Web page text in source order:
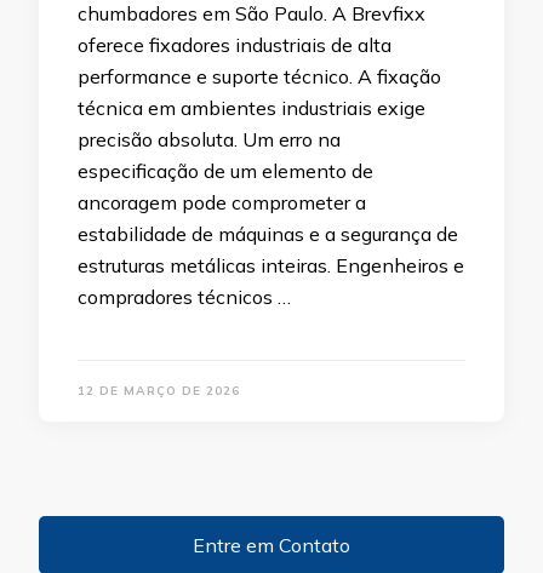
chumbadores em São Paulo. A Brevfixx
oferece fixadores industriais de alta
performance e suporte técnico. A fixação
técnica em ambientes industriais exige
precisão absoluta. Um erro na
especificação de um elemento de
ancoragem pode comprometer a
estabilidade de máquinas e a segurança de
estruturas metálicas inteiras. Engenheiros e
compradores técnicos …
12 DE MARÇO DE 2026
Entre em Contato